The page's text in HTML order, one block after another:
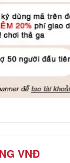
VNĐ